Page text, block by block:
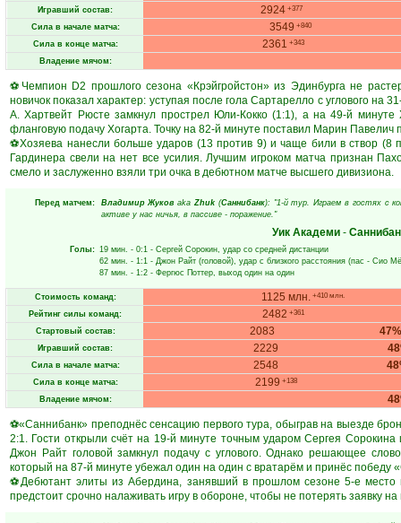
Игравший состав: 2924 +377
Сила в начале матча: 3549 +840
Сила в конце матча: 2361 +343
Владение мячом:
⚽Чемпион D2 прошлого сезона «Крэйгройстон» из Эдинбурга не
новичок показал характер: уступая после гола Сартарелло с углового
А. Хартвейт Рюсте замкнул прострел Юли-Кокко (1:1), а на 49-й
фланговую подачу Хогарта. Точку на 82-й минуте поставил Марин
⚽Хозяева нанесли больше ударов (13 против 9) и чаще били в створ
Гардинера свели на нет все усилия. Лучшим игроком матча признан
смело и заслуженно взяли три очка в дебютном матче высшего дивизиона.
Перед матчем: Владимир Жуков aka Zhuk (Саннибанк): "1-й тур. Играем в гостях с
активе у нас ничья, в пассиве - поражение."
Уик Академи -
Голы: 19 мин. - 0:1 - Сергей Сорокин, удар со средней дистанции
62 мин. - 1:1 - Джон Райт (головой), удар с близкого расстояния (пас - Сио
87 мин. - 1:2 - Фергюс Поттер, выход один на один
Стоимость команд: 1125 млн. +410 млн.
Рейтинг силы команд: 2482 +361
Стартовый состав: 47%
2083
Игравший состав: 2229
Сила в начале матча: 2548
Сила в конце матча: 2199 +138
Владение мячом:
⚽«Саннибанк» преподнёс сенсацию первого тура, обыграв на выезде
2:1. Гости открыли счёт на 19-й минуте точным ударом Сергея
Джон Райт головой замкнул подачу с углового. Однако решающее
который на 87-й минуте убежал один на один с вратарём и принёс победу
⚽Дебютант элиты из Абердина, занявший в прошлом сезоне 5-е место
предстоит срочно налаживать игру в обороне, чтобы не потерять заявку